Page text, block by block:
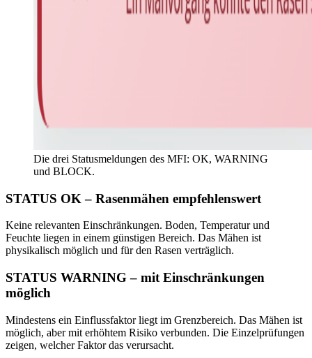
Die drei Statusmeldungen des MFI: OK, WARNING
und BLOCK.
STATUS OK – Rasenmähen empfehlenswert
Keine relevanten Einschränkungen. Boden, Temperatur und
Feuchte liegen in einem günstigen Bereich. Das Mähen ist
physikalisch möglich und für den Rasen verträglich.
STATUS WARNING – mit Einschränkungen
möglich
Mindestens ein Einflussfaktor liegt im Grenzbereich. Das Mähen ist
möglich, aber mit erhöhtem Risiko verbunden. Die Einzelprüfungen
zeigen, welcher Faktor das verursacht.